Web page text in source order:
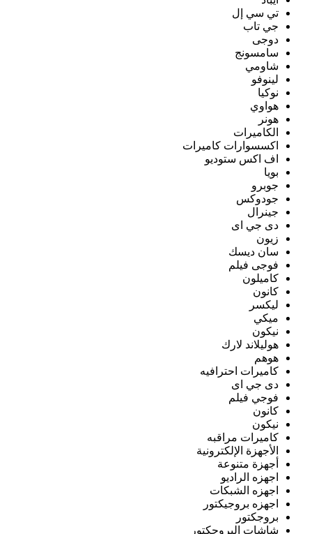
تي سي إل
جي تاب
دوجى
سامسونج
شاومي
لينوفو
نوكيا
هواوي
هونر
الكاميرات
اكسسوارات كاميرات
اف اكس ستوديو
بويا
جوبرو
جودوكس
جينرال
دى جي اى
زيون
سان ديسك
فوجى فيلم
كاميلون
كانون
ليكسر
ميكي
نيكون
هوليلاند لارك
هوهم
كاميرات احترافيه
دى جي اى
فوجي فيلم
كانون
نيكون
كاميرات مراقبه
الأجهزة الإلكترونية
أجهزة متنوعة
اجهزه الراديو
اجهزه الشبكات
اجهزه بروجيكتور
بروجكتور
شاشات البروجكتور